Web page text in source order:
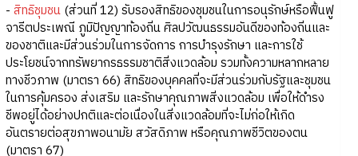
- สิทธิชุมชน(ส่วนที่ 12) รับรองสิทธิของชุมชนในการอนุรักษ์หรือฟื้นฟู
จารีตประเพณี ภูมิปัญญาท้องถิ่น ศิลปวัฒนธรรมอันดีของท้องถิ่นและ
ของชาติและมีส่วนร่วมในการจัดการ การบำรุงรักษา และการใช้
ประโยชน์จากทรัพยากรธรรมชาติสิ่งแวดล้อม รวมทั้งความหลากหลาย
ทางชีวภาพ (มาตรา 66) สิทธิของบุคคลที่จะมีส่วนร่วมกับรัฐและชุมชน
ในการคุ้มครอง ส่งเสริม และรักษาคุณภาพสิ่งแวดล้อม เพื่อให้ดำรง
ชีพอยู่ได้อย่างปกติและต่อเนื่องในสิ่งแวดล้อมที่จะไม่ก่อให้เกิด
อันตรายต่อสุขภาพอนามัย สวัสดิภาพ หรือคุณภาพชีวิตของตน
(มาตรา 67)